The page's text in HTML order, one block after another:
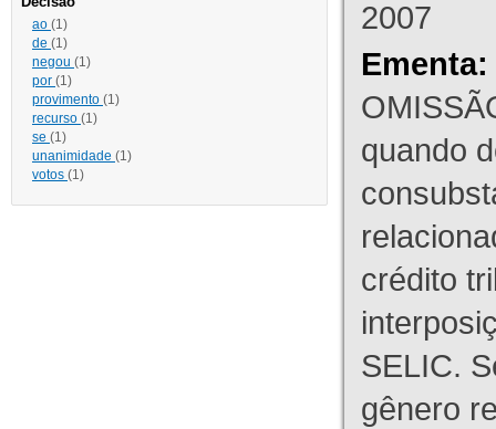
ao (1)
de (1)
negou (1)
por (1)
provimento (1)
recurso (1)
se (1)
unanimidade (1)
votos (1)
2007
Ementa:
quando
crédito
SELIC.
gênero